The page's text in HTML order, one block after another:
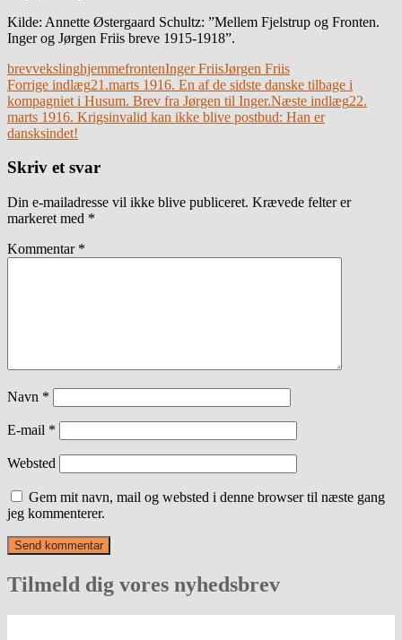
Kilde: Annette Østergaard Schultz: ”Mellem Fjelstrup og Fronten.
Inger og Jørgen Friis breve 1915-1918”.
brevvekslinghjemmefrontenInger FriisJørgen Friis
Indlægsnavigation
Forrige indlæg21.marts 1916. En af de sidste danske tilbage i
kompagniet i Husum. Brev fra Jørgen til Inger.Næste indlæg22.
marts 1916. Krigsinvalid kan ikke blive postbud: Han er
dansksindet!
Skriv et svar
Din e-mailadresse vil ikke blive publiceret. Krævede felter er
markeret med *
Kommentar *
Navn *
E-mail *
Websted
Gem mit navn, mail og websted i denne browser til næste gang
jeg kommenterer.
Tilmeld dig vores nyhedsbrev